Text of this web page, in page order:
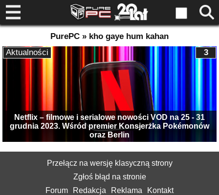
PurePC » kho gaye hum kahan
Netflix – filmowe i serialowe nowości VOD na 25 - 31
grudnia 2023. Wśród premier Konsjerżka Pokémonów
oraz Berlin
3
Aktualności
Przełącz na wersję klasyczną strony
Zgłoś błąd na stronie
Forum
Redakcja Reklama Kontakt